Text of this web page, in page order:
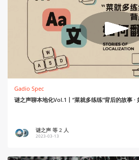
Gadio Spec
谜之声聊本地化Vol.1丨“菜就多练练”背后的故事 ·
谜之声 等 2 人
2023-03-13